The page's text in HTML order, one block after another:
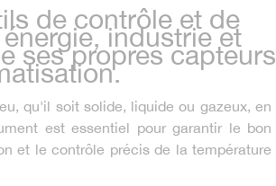
de contrôle et de
industrie et
ses propres capteurs
qu'il soit solide, liquide ou gazeux, en
est essentiel pour garantir le bon
et le contrôle précis de la température